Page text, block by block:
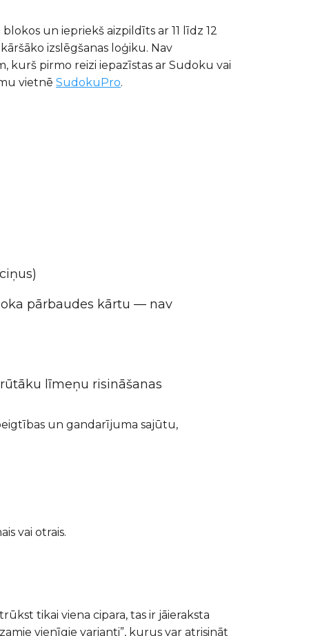
un iepriekš aizpildīts ar 11 līdz 12
izslēgšanas loģiku. Nav
kurš pirmo reizi iepazīstas ar Sudoku vai
vietnē SudokuPro.
pārbaudes kārtu — nav
līmeņu risināšanas
un gandarījuma sajūtu,
vai otrais.
tikai viena cipara, tas ir jāieraksta
vienīgie varianti”, kurus var atrisināt